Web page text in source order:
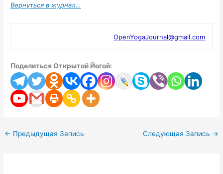
Вернуться в журнал…
OpenYogaJournal@gmail.com
Поделиться Открытой Йогой:
← Предыдущая Запись Следующая Запись →